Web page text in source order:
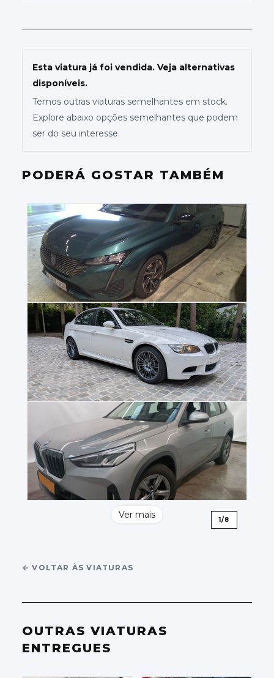
Esta viatura já foi vendida. Veja alternativas
disponíveis.
Temos outras viaturas semelhantes em stock.
Explore abaixo opções semelhantes que podem
ser do seu interesse.
PODERÁ GOSTAR TAMBÉM
Ver mais 1/8
←VOLTAR ÀS VIATURAS
OUTRAS VIATURAS
ENTREGUES